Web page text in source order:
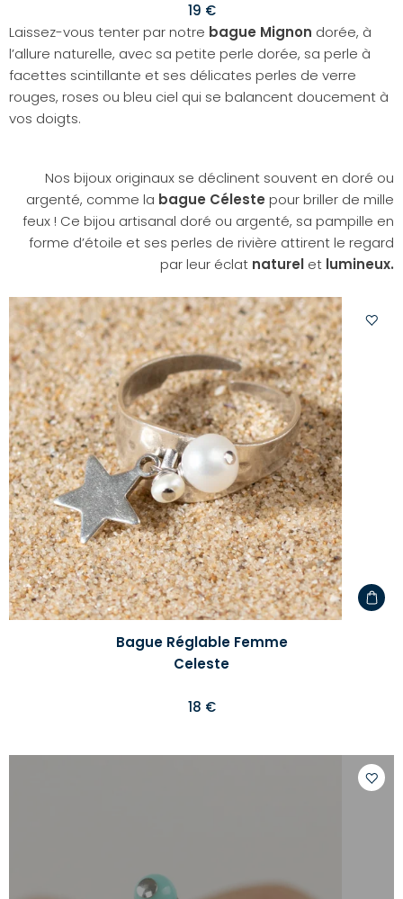
Laissez-vous tenter par notre bague Mignon dorée, à
l’allure naturelle, avec sa petite perle dorée, sa perle à
facettes scintillante et ses délicates perles de verre
rouges, roses ou bleu ciel qui se balancent doucement à
vos doigts.
19 €
Nos bijoux originaux se déclinent souvent en doré ou
argenté, comme la bague Céleste pour briller de mille
feux ! Ce bijou artisanal doré ou argenté, sa pampille en
forme d’étoile et ses perles de rivière attirent le regard
par leur éclat naturel et lumineux.
Bague Réglable Femme
Celeste
18 €